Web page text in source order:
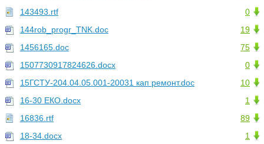
0
143493.rtf
19
144rob_progr_TNK.doc
75
1456165.doc
0
1507730917824626.docx
10
15ГСТУ-204.04.05.001-20031 кап ремонт.doc
1
16-30 ЕКО.docx
89
16836.rtf
1
18-34.docx